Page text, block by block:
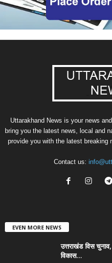
Uttarakhand News is your news
bring you the latest news, local and
provide you with the latest breaking
Contact us:
EVEN MORE NEWS
उत्तराखंड विस
विकास...